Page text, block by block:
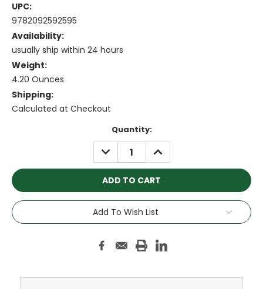
UPC:
9782092592595
Availability:
usually ship within 24 hours
Weight:
4.20 Ounces
Shipping:
Calculated at Checkout
Quantity:
DECREASE
QUANTITY:
INCREASE
QUANTITY:
Add To Wish List